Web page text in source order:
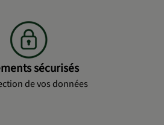
sécurisés
de vos données